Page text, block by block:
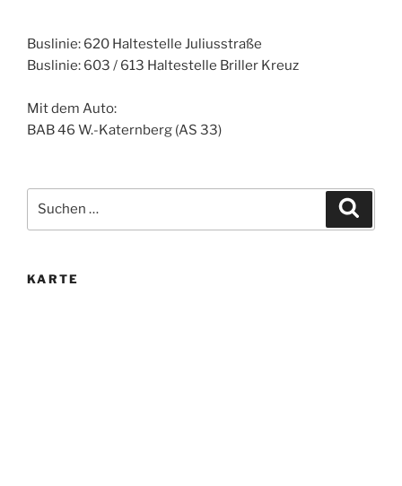
Buslinie: 620 Haltestelle Juliusstraße
Buslinie: 603 / 613 Haltestelle Briller Kreuz
Mit dem Auto:
BAB 46 W.-Katernberg (AS 33)
nach:
KARTE